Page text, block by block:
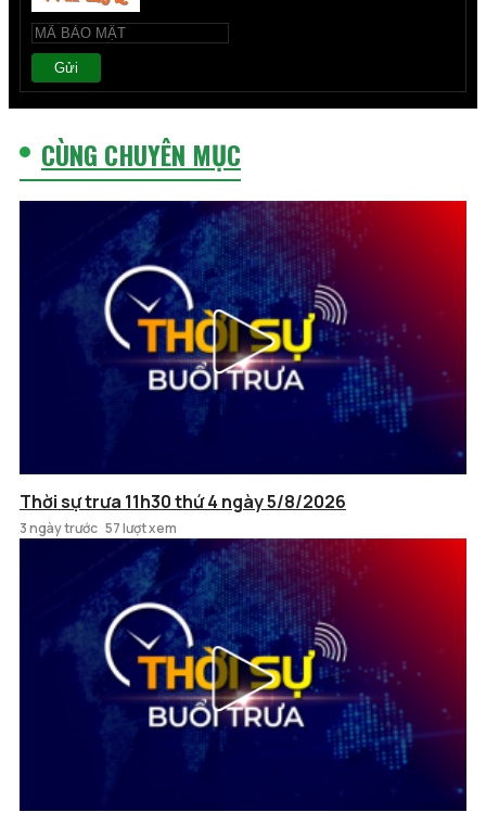
Gửi
CÙNG CHUYÊN MỤC
Thời sự trưa 11h30 thứ 4 ngày 5/8/2026
3 ngày trước 57 lượt xem